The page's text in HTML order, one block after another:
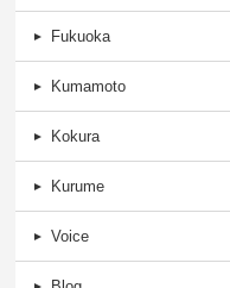
Fukuoka
Kumamoto
Kokura
Kurume
Voice